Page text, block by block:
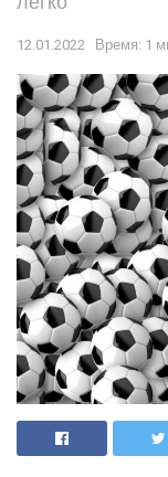
12.01.2022 Время: 1